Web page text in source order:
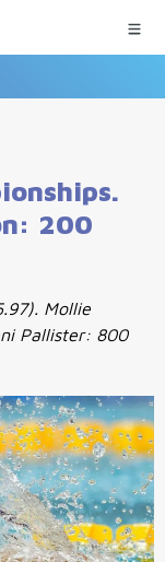
200
Mollie
Pallister: 800